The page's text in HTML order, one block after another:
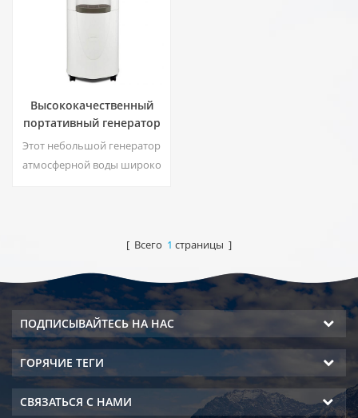
Высококачественный
портативный генератор
воды из воздуха HR-77M
Этот небольшой генератор
атмосферной воды широко
питьевую воду. Горячая и
дисплей.
[ Всего 1 страницы ]
ПОДПИСЫВАЙТЕСЬ НА НАС
ГОРЯЧИЕ ТЕГИ
СВЯЗАТЬСЯ С НАМИ